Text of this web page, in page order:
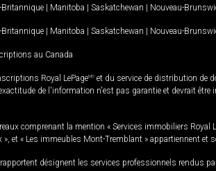
Britannique | Manitoba | Saskatchewan | Nouveau-
Britannique | Manitoba | Saskatchewan | Nouveau-
au Canada
Royal LePageMD et du service de distribution de
de l'information n'est pas garantie et devrait
comprenant la mention « Services immobiliers Royal
», et « Les immeubles Mont-Tremblant » appartiennent et
désignent les services professionnels rendus